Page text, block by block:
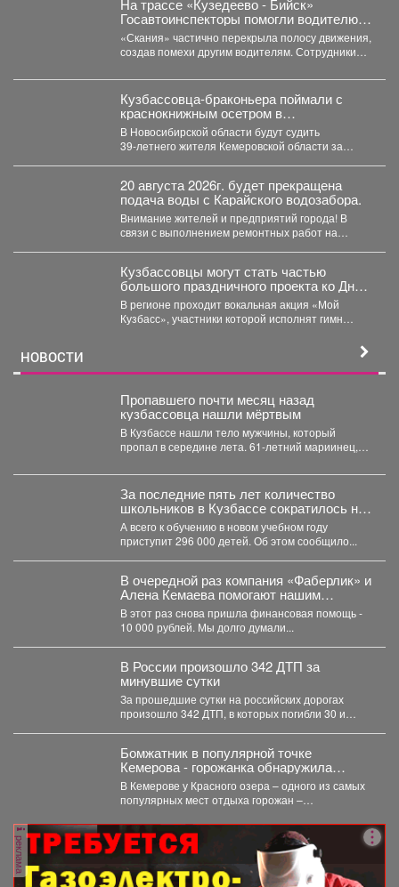
На трассе «Кузедеево - Бийск»
Госавтоинспекторы помогли водителю
застрявшего в кювете грузовика.
«Скания» частично перекрыла полосу движения,
создав помехи другим водителям. Сотрудники
Кузбассовца-браконьера поймали с
краснокнижным осетром в
Новосибирске
В Новосибирской области будут судить
39‑летнего жителя Кемеровской области за
20 августа 2026г. будет прекращена
подача воды с Карайского водозабора.
Внимание жителей и предприятий города! В
связи с выполнением ремонтных работ на
Кузбассовцы могут стать частью
большого праздничного проекта ко Дню
шахтера.
В регионе проходит вокальная акция «Мой
Кузбасс», участники которой исполнят гимн
НОВОСТИ
Пропавшего почти месяц назад
кузбассовца нашли мёртвым
В Кузбассе нашли тело мужчины, который
пропал в середине лета. 61-летний мариинец,
За последние пять лет количество
школьников в Кузбассе сократилось на
8%
А всего к обучению в новом учебном году
приступит 296 000 детей. Об этом сообщило...
В очередной раз компания «Фаберлик» и
Алена Кемаева помогают нашим
хвостикам!
В этот раз снова пришла финансовая помощь -
10 000 рублей. Мы долго думали...
В России произошло 342 ДТП за
минувшие сутки
За прошедшие сутки на российских дорогах
произошло 342 ДТП, в которых погибли 30 и
Бомжатник в популярной точке
Кемерова - горожанка обнаружила
жуткий объект на Красном озере
В Кемерове у Красного озера – одного из самых
популярных мест отдыха горожан –
реклама